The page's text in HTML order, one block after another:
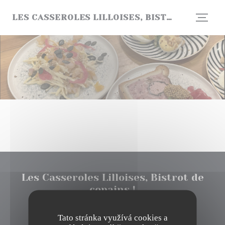
Tato stránka využívá cookies a
LES CASSEROLES LILLOISES, BISTROT DE COPAINS !
Les Casseroles Lilloises, Bistrot de
copains !
150 rue Solférino 59800 lille